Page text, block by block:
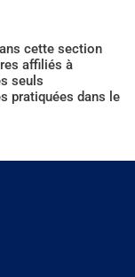
cette section
affiliés à
seuls
pratiquées dans le